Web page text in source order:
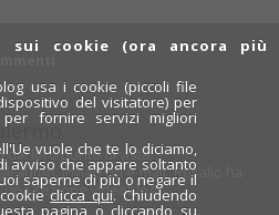
dal loro punto di vista.
autori: inviaci un'e-mail. Rosalio ha
sezionevideoblog.
sui cookie (ora ancora più
usa i cookie (piccoli file
del visitatore) per
fornire servizi migliori
vuole che te lo diciamo,
avviso che appare soltanto
saperne di più o negare il
clicca qui. Chiudendo
pagina o cliccando su